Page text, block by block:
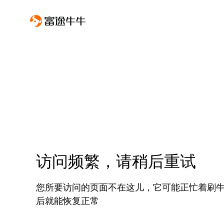
访问频繁，请稍后重试
您所要访问的页面不在这儿，它可能正忙着刷
后就能恢复正常